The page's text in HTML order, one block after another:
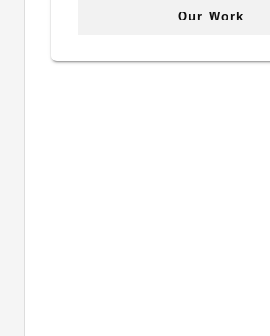
Our Work